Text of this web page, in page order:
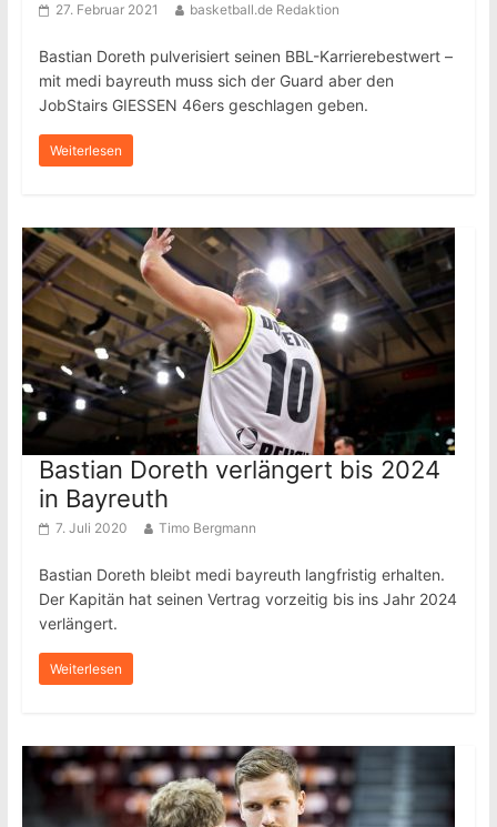
27. Februar 2021 basketball.de Redaktion
Bastian Doreth pulverisiert seinen BBL-Karrierebestwert –
mit medi bayreuth muss sich der Guard aber den
JobStairs GIESSEN 46ers geschlagen geben.
Weiterlesen
Bastian Doreth verlängert bis 2024
in Bayreuth
7. Juli 2020 Timo Bergmann
Bastian Doreth bleibt medi bayreuth langfristig erhalten.
Der Kapitän hat seinen Vertrag vorzeitig bis ins Jahr 2024
verlängert.
Weiterlesen